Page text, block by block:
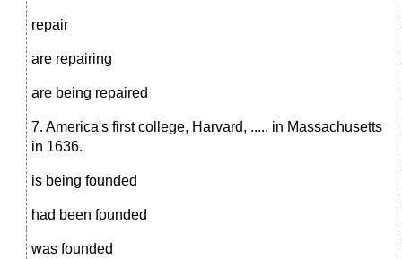
repair
are repairing
are being repaired
7. America's first college, Harvard, ..... in Massachusetts
in 1636.
is being founded
had been founded
was founded